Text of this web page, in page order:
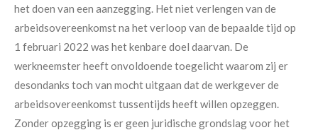
het doen van een aanzegging. Het niet verlengen van de
arbeidsovereenkomst na het verloop van de bepaalde tijd op
1 februari 2022 was het kenbare doel daarvan. De
werkneemster heeft onvoldoende toegelicht waarom zij er
desondanks toch van mocht uitgaan dat de werkgever de
arbeidsovereenkomst tussentijds heeft willen opzeggen.
Zonder opzegging is er geen juridische grondslag voor het